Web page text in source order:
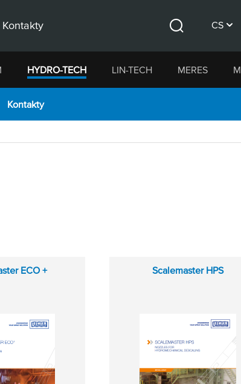
Kontakty CS
HYDRO-TECH LIN-TECH MERES
Kontakty
ECO + Scalemaster HPS